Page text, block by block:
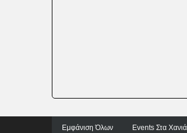
Εμφάνιση Όλων Events Στα Χανιά